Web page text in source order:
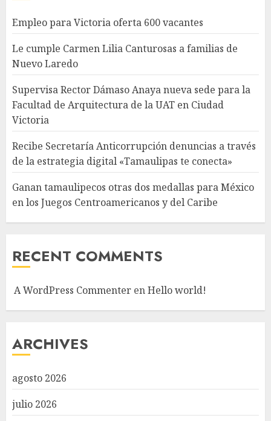
Empleo para Victoria oferta 600 vacantes
Le cumple Carmen Lilia Canturosas a familias de
Nuevo Laredo
Supervisa Rector Dámaso Anaya nueva sede para la
Facultad de Arquitectura de la UAT en Ciudad
Victoria
Recibe Secretaría Anticorrupción denuncias a través
de la estrategia digital «Tamaulipas te conecta»
Ganan tamaulipecos otras dos medallas para México
en los Juegos Centroamericanos y del Caribe
RECENT COMMENTS
A WordPress Commenter enHello world!
ARCHIVES
agosto 2026
julio 2026